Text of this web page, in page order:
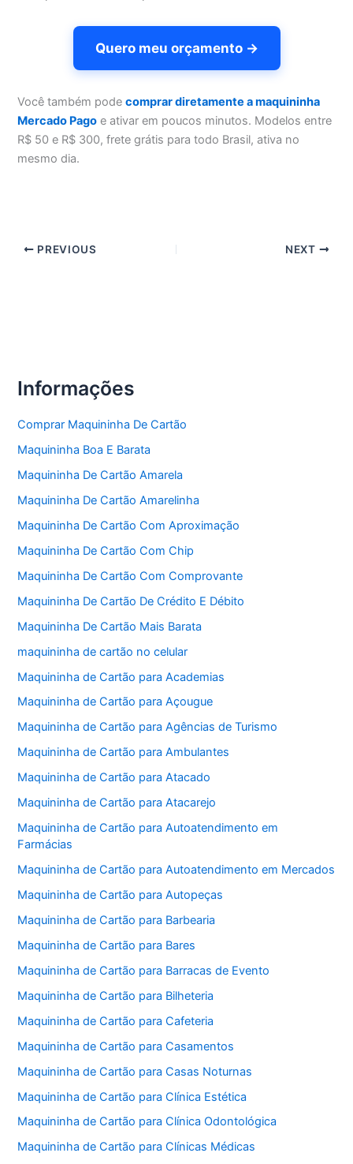
Quero meu orçamento →
Você também podecomprar diretamente a maquininha
Mercado Pago e ativar em poucos minutos. Modelos entre
R$ 50 e R$ 300, frete grátis para todo Brasil, ativa no
mesmo dia.
PREVIOUS NEXT
Informações
Comprar Maquininha De Cartão
Maquininha Boa E Barata
Maquininha De Cartão Amarela
Maquininha De Cartão Amarelinha
Maquininha De Cartão Com Aproximação
Maquininha De Cartão Com Chip
Maquininha De Cartão Com Comprovante
Maquininha De Cartão De Crédito E Débito
Maquininha De Cartão Mais Barata
maquininha de cartão no celular
Maquininha de Cartão para Academias
Maquininha de Cartão para Açougue
Maquininha de Cartão para Agências de Turismo
Maquininha de Cartão para Ambulantes
Maquininha de Cartão para Atacado
Maquininha de Cartão para Atacarejo
Maquininha de Cartão para Autoatendimento em
Farmácias
Maquininha de Cartão para Autoatendimento em Mercados
Maquininha de Cartão para Autopeças
Maquininha de Cartão para Barbearia
Maquininha de Cartão para Bares
Maquininha de Cartão para Barracas de Evento
Maquininha de Cartão para Bilheteria
Maquininha de Cartão para Cafeteria
Maquininha de Cartão para Casamentos
Maquininha de Cartão para Casas Noturnas
Maquininha de Cartão para Clínica Estética
Maquininha de Cartão para Clínica Odontológica
Maquininha de Cartão para Clínicas Médicas